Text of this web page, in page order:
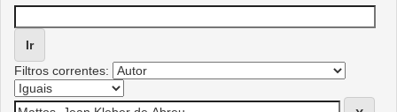
Filtros correntes: